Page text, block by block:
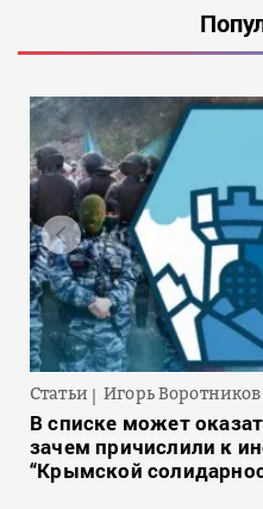
Статьи Игорь Воротников
В списке может
зачем причислили к
“Крымской